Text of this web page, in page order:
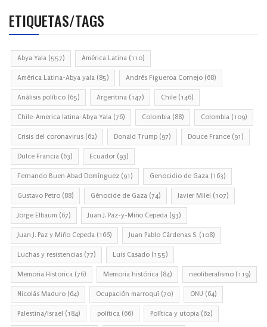
ETIQUETAS/TAGS
Abya Yala (557) América Latina (110)
América Latina-Abya yala (85) Andrés Figueroa Cornejo (68)
Análisis político (65) Argentina (147) Chile (146)
Chile-America latina-Abya Yala (76) Colombia (88) Colombia (109)
Crisis del coronavirus (62) Donald Trump (97) Douce France (91)
Dulce Francia (63) Ecuador (93)
Fernando Buen Abad Domínguez (91) Genocidio de Gaza (163)
Gustavo Petro (88) Génocide de Gaza (74) Javier Milei (107)
Jorge Elbaum (67) Juan J. Paz-y-Miño Cepeda (93)
Juan J. Paz y Miño Cepeda (166) Juan Pablo Cárdenas S. (108)
Luchas y resistencias (77) Luis Casado (155)
Memoria Historica (76) Memoria histórica (84) neoliberalismo (119)
Nicolás Maduro (64) Ocupación marroquí (70) ONU (64)
Palestina/Israel (184) política (66) Política y utopia (62)